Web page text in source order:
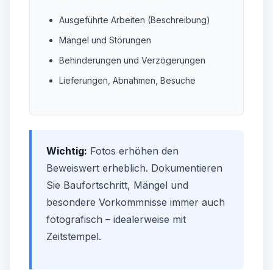
Ausgeführte Arbeiten (Beschreibung)
Mängel und Störungen
Behinderungen und Verzögerungen
Lieferungen, Abnahmen, Besuche
Wichtig: Fotos erhöhen den
Beweiswert erheblich. Dokumentieren
Sie Baufortschritt, Mängel und
besondere Vorkommnisse immer auch
fotografisch – idealerweise mit
Zeitstempel.